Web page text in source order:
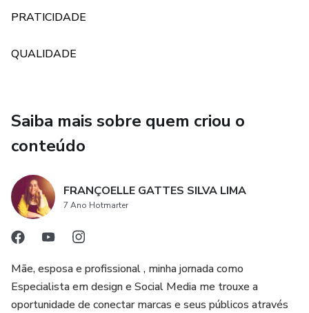
Aproveite nossa oferta especial e adquira agora mesmo o
💥🎁 Prepare-se para reinventar o mundo do design com
ilustrações que saltam da tela! Liberte-se das limitações
Ilustrações 3D. 🚀🎨
👉🎨 Entre em contato e garanta o Pack de Ilustrações 3D
para revolucionar sua abordagem de design! 📩🚀
PRATICIDADE
QUALIDADE
Saiba mais sobre quem criou o
conteúdo
FRANÇOELLE GATTES SILVA LIMA
7 Ano Hotmarter
Mãe, esposa e profissional , minha jornada como
Especialista em design e Social Media me trouxe a
oportunidade de conectar marcas e seus públicos através